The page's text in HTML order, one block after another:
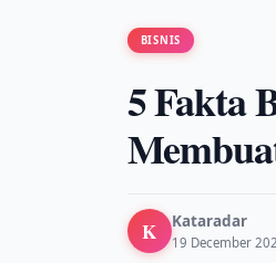
BISNIS
5 Fakta
K Kataradar
19 December